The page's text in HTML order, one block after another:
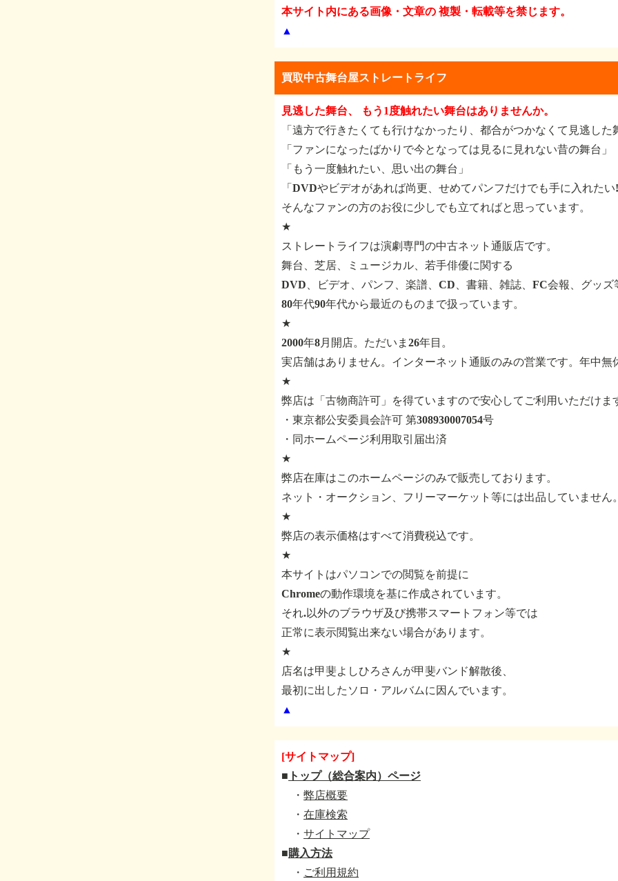
本サイト内にある画像・文章の 複製・転載等を禁じます。
▲
買取中古舞台屋ストレートライフ
見逃した舞台、 もう1度触れたい舞台はありませんか。
「遠方で行きたくても行けなかったり、都合がつかなくて見逃した
「ファンになったばかりで今となっては見るに見れない昔の舞台」
「もう一度触れたい、思い出の舞台」
「DVDやビデオがあれば尚更、せめてパンフだけでも手に入れたい!
そんなファンの方のお役に少しでも立てればと思っています。
★
ストレートライフは演劇専門の中古ネット通販店です。
舞台、芝居、ミュージカル、若手俳優に関する
DVD、ビデオ、パンフ、楽譜、CD、書籍、雑誌、FC会報、グッズ
80年代90年代から最近のものまで扱っています。
★
2000年8月開店。ただいま26年目。
実店舗はありません。インターネット通販のみの営業です。年中無
★
弊店は「古物商許可」を得ていますので安心してご利用いただけま
・東京都公安委員会許可 第308930007054号
・同ホームページ利用取引届出済
★
弊店在庫はこのホームページのみで販売しております。
ネット・オークション、フリーマーケット等には出品していません。
★
弊店の表示価格はすべて消費税込です。
★
本サイトはパソコンでの閲覧を前提に
Chromeの動作環境を基に作成されています。
それ.以外のブラウザ及び携帯スマートフォン等では
正常に表示閲覧出来ない場合があります。
★
店名は甲斐よしひろさんが甲斐バンド解散後、
最初に出したソロ・アルバムに因んでいます。
▲
[サイトマップ]
■ トップ（総合案内）ページ
・ 弊店概要
・ 在庫検索
・ サイトマップ
■購入方法
・ ご利用規約